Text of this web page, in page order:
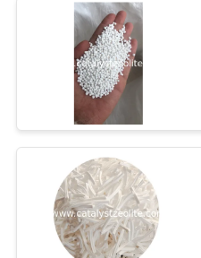
FABRYCE
KONTROLA
JAKOŚCI
SKONTAKTUJ